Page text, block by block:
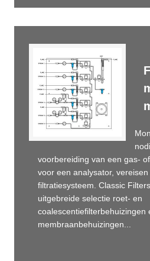
voorbereiding van een gas-
voor een analysator,
filtratiesysteem. Classic
uitgebreide selectie roet- en
coalescentiefilterbehuizingen
membraanbehuizingen...